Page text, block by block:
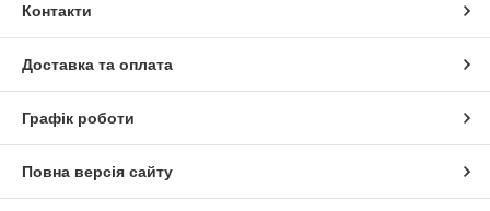
Контакти
Доставка та оплата
Графік роботи
Повна версія сайту